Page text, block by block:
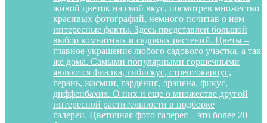
живой цветок на свой вкус, посмотрев множество
красивых фотографий, немного почитав о нем
интересные факты. Здесь представлен большой
выбор комнатных и садовых растений. Цветы –
главное украшение любого садового участка, а так
же дома. Самыми популярными горшечными
являются фиалка, гибискус, стрептокарпус,
герань, жасмин, гардения, драцена, фикус,
диффенбахия. О них и еще о множестве другой
интересной растительности в подборке
галереи. Цветочная фото галерея – это более 20